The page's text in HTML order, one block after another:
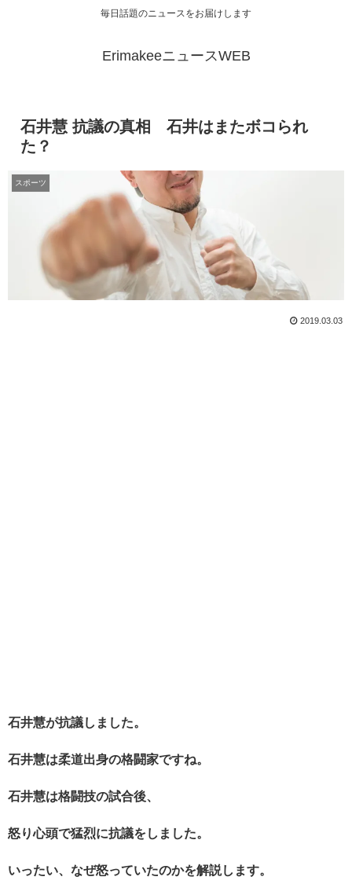
毎日話題のニュースをお届けします
ErimakeeニュースWEB
石井慧 抗議の真相 石井はまたボコられ
た？
スポーツ
2019.03.03
石井慧が抗議しました。
石井慧は柔道出身の格闘家ですね。
石井慧は格闘技の試合後、
怒り心頭で猛烈に抗議をしました。
いったい、なぜ怒っていたのかを解説します。